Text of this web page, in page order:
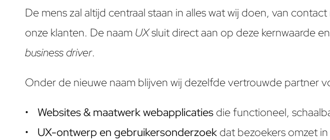
De mens zal altijd centraal staan in alles wat wij doen, van
onze klanten. De naam UXsluit direct aan op deze kernwaarde
business driver.
Onder de nieuwe naam blijven wij dezelfde vertrouwde partner
Websites & maatwerk webapplicaties die functioneel,
UX-ontwerp en gebruikersonderzoek dat bezoekers omzet